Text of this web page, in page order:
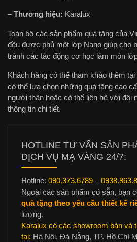
– Thương hiệu: Karalux
Toàn bộ các sản phẩm quà tặng của
đều được phủ một lớp Nano giúp cho
tránh các tác động cơ học làm mòn
Khách hàng có thể tham khảo thêm
có thể lựa chọn những quà tặng cao
người thân hoặc có thể liên hệ với đội
thông tin chi tiết.
HOTLINE TƯ VẤN SẢN
DỊCH VỤ MẠ VÀNG 24/7:
Hotline: 090.373.6789 –
Ngoài các sản phẩm có sẵn, bạn
quà tặng theo yêu cầu thiết kế
lượng.
Karalux có các showroom bán và
tại: Hà Nội, Đà Nẵng, TP. Hồ Chí